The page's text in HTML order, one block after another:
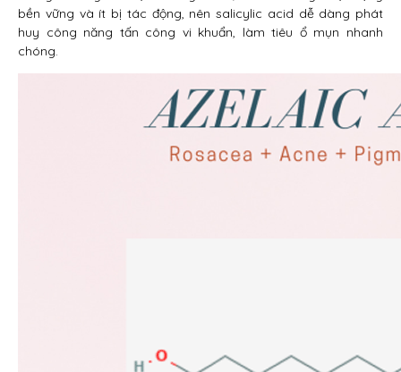
bền vững và ít bị tác động, nên salicylic acid dễ dàng phát
huy công năng tấn công vi khuẩn, làm tiêu ổ mụn nhanh
chóng.